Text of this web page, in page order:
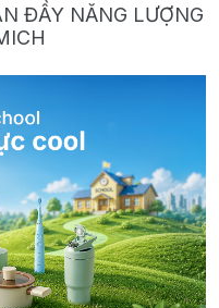
ĐẦY NĂNG LƯỢNG